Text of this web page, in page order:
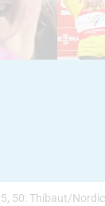
50: Thibaut/